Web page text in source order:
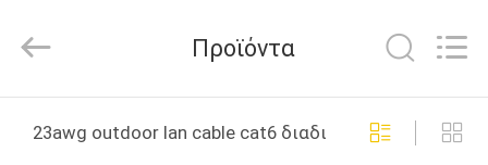
Cable
Industry
All
Reserved.
Προϊόντα
23awg outdoor lan cable cat6 διαδικτυακή κατασκευή